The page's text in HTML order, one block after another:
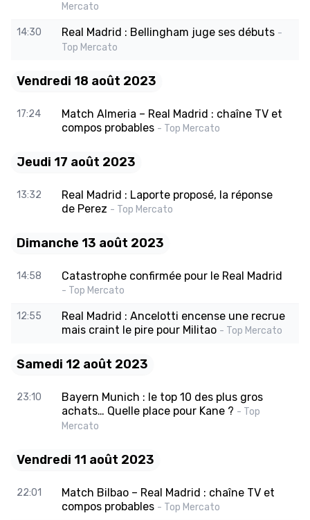
Mercato
14:30 Real Madrid : Bellingham juge ses débuts -
Top Mercato
Vendredi 18 août 2023
17:24
Match Almeria – Real Madrid : chaîne TV et
compos probables - Top Mercato
Jeudi 17 août 2023
13:32
Real Madrid : Laporte proposé, la réponse
de Perez - Top Mercato
Dimanche 13 août 2023
14:58 Catastrophe confirmée pour le Real Madrid
- Top Mercato
12:55
Real Madrid : Ancelotti encense une recrue
mais craint le pire pour Militao - Top Mercato
Samedi 12 août 2023
23:10
Bayern Munich : le top 10 des plus gros
achats… Quelle place pour Kane ? - Top
Mercato
Vendredi 11 août 2023
22:01
Match Bilbao – Real Madrid : chaîne TV et
compos probables - Top Mercato